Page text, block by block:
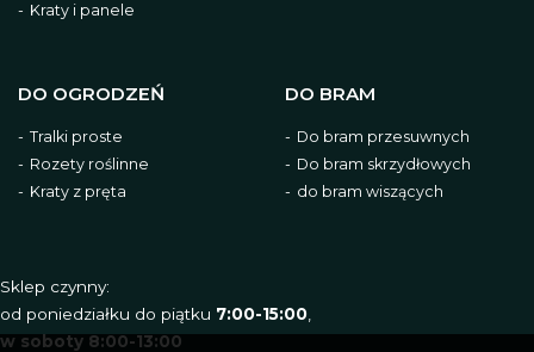
Kraty i panele
DO OGRODZEŃ
Tralki proste
Rozety roślinne
Kraty z pręta
DO BRAM
Do bram przesuwnych
Do bram skrzydłowych
do bram wiszących
Sklep czynny:
od poniedziałku do piątku 7:00-15:00
w soboty 8:00-13:00